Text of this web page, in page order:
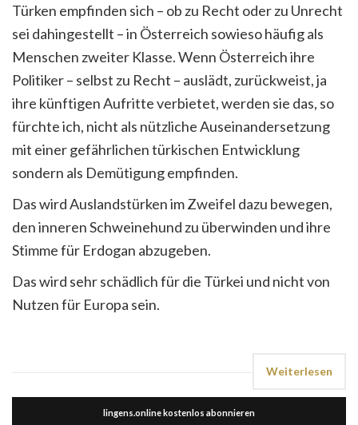
Türken empfinden sich – ob zu Recht oder zu Unrecht
sei dahingestellt – in Österreich sowieso häufig als
Menschen zweiter Klasse. Wenn Österreich ihre
Politiker – selbst zu Recht – auslädt, zurückweist, ja
ihre künftigen Aufritte verbietet, werden sie das, so
fürchte ich, nicht als nützliche Auseinandersetzung
mit einer gefährlichen türkischen Entwicklung
sondern als Demütigung empfinden.
Das wird Auslandstürken im Zweifel dazu bewegen,
den inneren Schweinehund zu überwinden und ihre
Stimme für Erdogan abzugeben.
Das wird sehr schädlich für die Türkei und nicht von
Nutzen für Europa sein.
Weiterlesen
lingens.online kostenlos abonnieren